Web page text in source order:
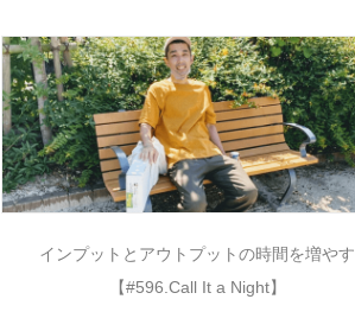
インプットとアウトプットの時間を増やす
【#596.Call It a Night】